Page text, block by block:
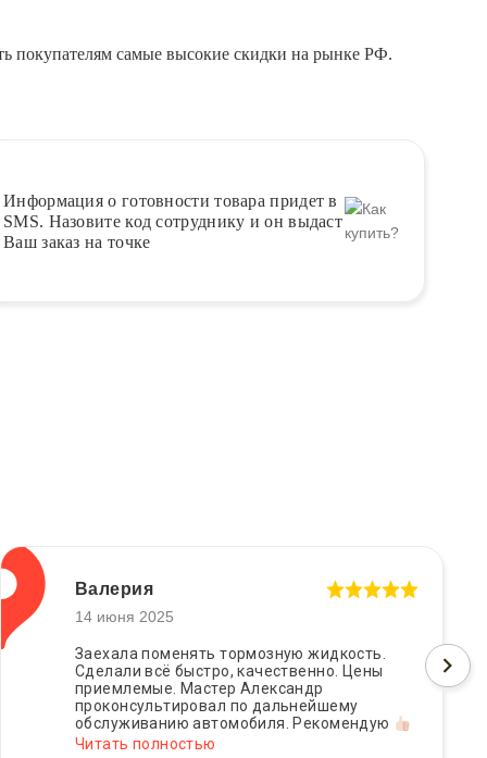
покупателям самые высокие скидки на рынке РФ.
Информация о готовности товара придет в
SMS. Назовите код сотруднику и он выдаст
Ваш заказ на точке
Валерия
14 июня 2025
Заехала поменять тормозную жидкость.
Сделали всё быстро, качественно. Цены
приемлемые. Мастер Александр
проконсультировал по дальнейшему
обслуживанию автомобиля. Рекомендую
Читать полностью